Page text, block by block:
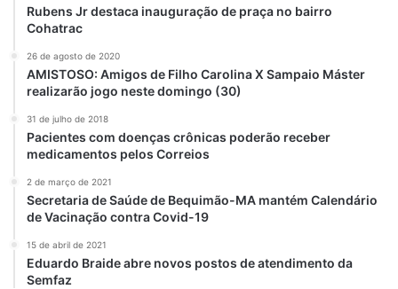
Rubens Jr destaca inauguração de praça no bairro
Cohatrac
26 de agosto de 2020
AMISTOSO: Amigos de Filho Carolina X Sampaio Máster
realizarão jogo neste domingo (30)
31 de julho de 2018
Pacientes com doenças crônicas poderão receber
medicamentos pelos Correios
2 de março de 2021
Secretaria de Saúde de Bequimão-MA mantém Calendário
de Vacinação contra Covid-19
15 de abril de 2021
Eduardo Braide abre novos postos de atendimento da
Semfaz